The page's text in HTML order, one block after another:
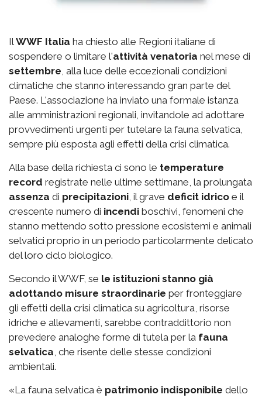
IlWWF Italia ha chiesto alle Regioni italiane di
sospendere o limitare l'attività venatoria nel mese di
settembre, alla luce delle eccezionali condizioni
climatiche che stanno interessando gran parte del
Paese. L'associazione ha inviato una formale istanza
alle amministrazioni regionali, invitandole ad adottare
provvedimenti urgenti per tutelare la fauna selvatica,
sempre più esposta agli effetti della crisi climatica.
Alla base della richiesta ci sono le temperature
record registrate nelle ultime settimane, la prolungata
assenza di precipitazioni, il grave deficit idrico e il
crescente numero di incendi boschivi, fenomeni che
stanno mettendo sotto pressione ecosistemi e animali
selvatici proprio in un periodo particolarmente delicato
del loro ciclo biologico.
Secondo il WWF, se le istituzioni stanno già
adottando misure straordinarie per fronteggiare
gli effetti della crisi climatica su agricoltura, risorse
idriche e allevamenti, sarebbe contraddittorio non
prevedere analoghe forme di tutela per la fauna
selvatica, che risente delle stesse condizioni
ambientali.
«La fauna selvatica è patrimonio indisponibile dello